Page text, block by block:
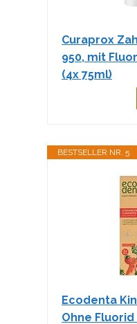
Curaprox
950, mit
(4x 75ml)
BESTSELLER NR. 5
Ecodenta
Ohne Fluorid